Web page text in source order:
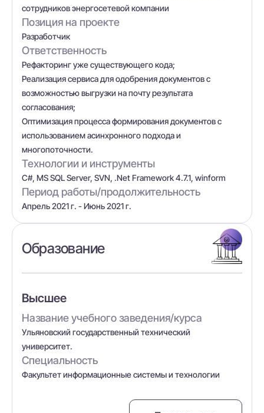
сотрудников энергосетевой компании
Позиция на проекте
Разработчик
Ответственность
Рефакторинг уже существующего кода;
Реализация сервиса для одобрения документов с
возможностью выгрузки на почту результата
согласования;
Оптимизация процесса формирования документов с
использованием асинхронного подхода и
многопоточности.
Технологии и инструменты
C#, MS SQL Server, SVN, .Net Framework 4.7.1, winform
Период работы/продолжительность
Апрель 2021 г. - Июнь 2021 г.
Образование
Высшее
Название учебного заведения/курса
Ульяновский государственный технический
университет.
Специальность
Факультет информационные системы и технологии